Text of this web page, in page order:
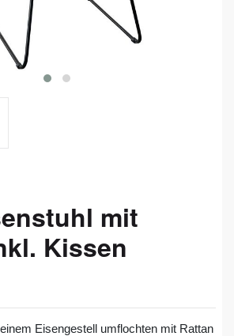
mit
Kissen
Eisengestell umflochten mit Rattan